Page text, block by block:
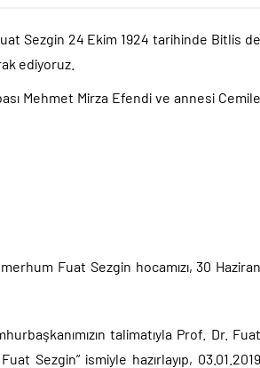
Sezgin 24 Ekim 1924 tarihinde Bitlis de
ediyoruz.
Mehmet Mirza Efendi ve annesi Cemile
Fuat Sezgin hocamızı, 30 Haziran
talimatıyla Prof. Dr. Fuat
Sezgin” ismiyle hazırlayıp, 03.01.2019